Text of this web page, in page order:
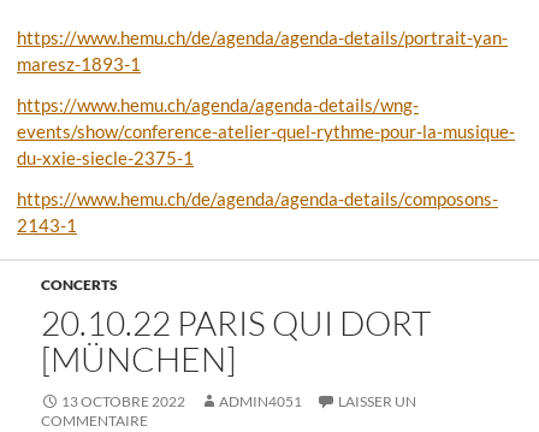
https://www.hemu.ch/de/agenda/agenda-details/portrait-yan-
maresz-1893-1
https://www.hemu.ch/agenda/agenda-details/wng-
events/show/conference-atelier-quel-rythme-pour-la-musique-
du-xxie-siecle-2375-1
https://www.hemu.ch/de/agenda/agenda-details/composons-
2143-1
CONCERTS
20.10.22 PARIS QUI DORT
[MÜNCHEN]
13 OCTOBRE 2022 ADMIN4051
LAISSER UN
COMMENTAIRE